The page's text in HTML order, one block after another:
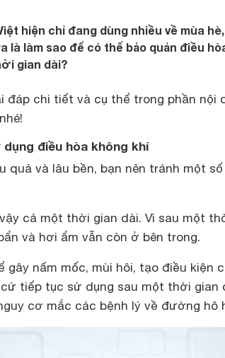
hiện chỉ đang dùng nhiều về mùa
làm sao để có thể bảo quản điều
gian dài?
chi tiết và cụ thể trong phần nội
điều hòa không khí
quả và lâu bền, bạn nên tránh một
cả một thời gian dài. Vì sau một
và hơi ẩm vẫn còn ở bên trong.
nấm mốc, mùi hôi, tạo điều kiện
tiếp tục sử dụng sau một thời gian
cơ mắc các bệnh lý về đường hô